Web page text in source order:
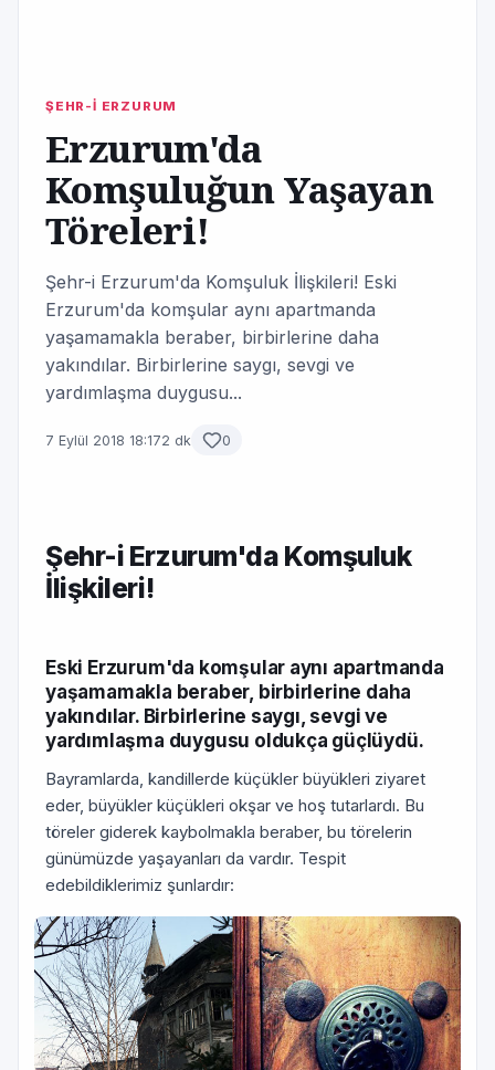
ŞEHR-İ ERZURUM
Erzurum'da
Komşuluğun Yaşayan
Töreleri!
Şehr-i Erzurum'da Komşuluk İlişkileri! Eski
Erzurum'da komşular aynı apartmanda
yaşamamakla beraber, birbirlerine daha
yakındılar. Birbirlerine saygı, sevgi ve
yardımlaşma duygusu...
7 Eylül 2018 18:172 dk 0
Şehr-i Erzurum'da Komşuluk
İlişkileri!
Eski Erzurum'da komşular aynı apartmanda
yaşamamakla beraber, birbirlerine daha
yakındılar. Birbirlerine saygı, sevgi ve
yardımlaşma duygusu oldukça güçlüydü.
Bayramlarda, kandillerde küçükler büyükleri ziyaret
eder, büyükler küçükleri okşar ve hoş tutarlardı. Bu
töreler giderek kaybolmakla beraber, bu törelerin
günümüzde yaşayanları da vardır. Tespit
edebildiklerimiz şunlardır: